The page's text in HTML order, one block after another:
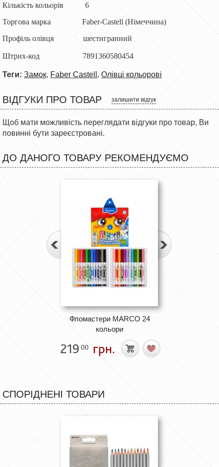
Кількість кольорів 6
Торгова марка Faber-Castell (Німеччина)
Профіль олівця шестигранний
Штрих-код 7891360580454
Теги: Замок, Faber Castell , Олівці кольорові
ВІДГУКИ ПРО ТОВАР залишити відгук
Щоб мати можливість переглядати відгуки про товар, Ви
повинні бути зареєстровані.
ДО ДАНОГО ТОВАРУ РЕКОМЕНДУЄМО
Фломастери MARCO 24
кольори
219 00 грн.
СПОРІДНЕНІ ТОВАРИ